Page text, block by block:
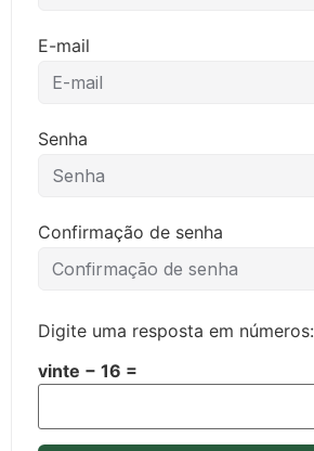
E-mail
Senha
Confirmação de senha
Digite uma resposta em números:
vinte − 16 =